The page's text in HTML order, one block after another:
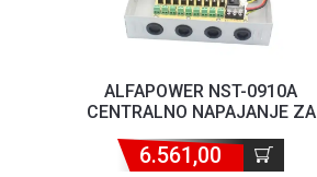
ALFAPOWER NST-0910A
CENTRALNO NAPAJANJE ZA
6.561,00